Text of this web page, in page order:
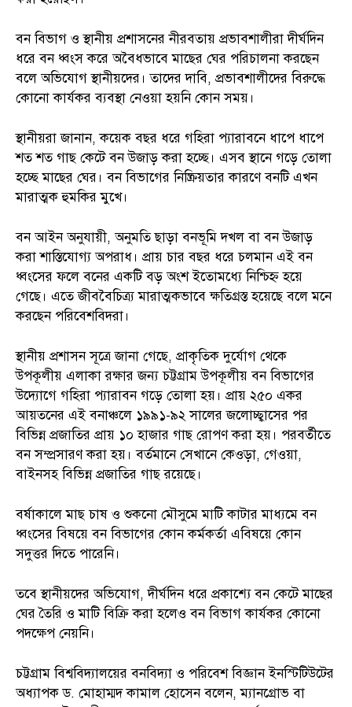
বন বিভাগ ও স্থানীয় প্রশাসনের নীরবতায় প্রভাবশালীরা দীর্ঘদিন
ধরে বন ধ্বংস করে অবৈধভাবে মাছের ঘের পরিচালনা করছেন
বলে অভিযোগ স্থানীয়দের। তাদের দাবি, প্রভাবশালীদের বিরুদ্ধে
কোনো কার্যকর ব্যবস্থা নেওয়া হয়নি কোন সময়।
স্থানীয়রা জানান, কয়েক বছর ধরে গহিরা প্যারাবনে ধাপে ধাপে
শত শত গাছ কেটে বন উজাড় করা হচ্ছে। এসব স্থানে গড়ে তোলা
হচ্ছে মাছের ঘের। বন বিভাগের নিষ্ক্রিয়তার কারণে বনটি এখন
মারাত্মক হুমকির মুখে।
বন আইন অনুযায়ী, অনুমতি ছাড়া বনভূমি দখল বা বন উজাড়
করা শাস্তিযোগ্য অপরাধ। প্রায় চার বছর ধরে চলমান এই বন
ধ্বংসের ফলে বনের একটি বড় অংশ ইতোমধ্যে নিশ্চিহ্ন হয়ে
গেছে। এতে জীববৈচিত্র্য মারাত্মকভাবে ক্ষতিগ্রস্ত হয়েছে বলে মনে
করছেন পরিবেশবিদরা।
স্থানীয় প্রশাসন সূত্রে জানা গেছে, প্রাকৃতিক দুর্যোগ থেকে
উপকূলীয় এলাকা রক্ষার জন্য চট্টগ্রাম উপকূলীয় বন বিভাগের
উদ্যোগে গহিরা প্যারাবন গড়ে তোলা হয়। প্রায় ২৫০ একর
আয়তনের এই বনাঞ্চলে ১৯৯১-৯২ সালের জলোচ্ছ্বাসের পর
বিভিন্ন প্রজাতির প্রায় ১০ হাজার গাছ রোপণ করা হয়। পরবর্তীতে
বন সম্প্রসারণ করা হয়। বর্তমানে সেখানে কেওড়া, গেওয়া,
বাইনসহ বিভিন্ন প্রজাতির গাছ রয়েছে।
বর্ষাকালে মাছ চাষ ও শুকনো মৌসুমে মাটি কাটার মাধ্যমে বন
ধ্বংসের বিষয়ে বন বিভাগের কোন কর্মকর্তা এবিষয়ে কোন
সদুত্তর দিতে পারেনি।
তবে স্থানীয়দের অভিযোগ, দীর্ঘদিন ধরে প্রকাশ্যে বন কেটে মাছের
ঘের তৈরি ও মাটি বিক্রি করা হলেও বন বিভাগ কার্যকর কোনো
পদক্ষেপ নেয়নি।
চট্টগ্রাম বিশ্ববিদ্যালয়ের বনবিদ্যা ও পরিবেশ বিজ্ঞান ইনস্টিটিউটের
অধ্যাপক ড. মোহাম্মদ কামাল হোসেন বলেন, ম্যানগ্রোভ বা